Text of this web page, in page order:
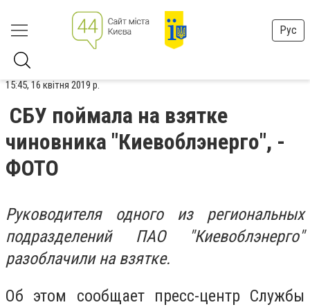
Рус
15:45, 16 квітня 2019 р.
СБУ поймала на взятке
чиновника ″Киевоблэнерго″, -
ФОТО
Руководителя одного из региональных
подразделений ПАО ″Киевоблэнерго″
разоблачили на взятке.
Об этом сообщает пресс-центр Службы